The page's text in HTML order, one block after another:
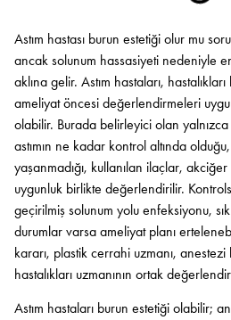
Astım hastası burun estetiği olur mu
ancak solunum hassasiyeti nedeniyle
aklına gelir. Astım hastaları,
ameliyat öncesi değerlendirmeleri
olabilir. Burada belirleyici olan yalnızca
astımın ne kadar kontrol altında
yaşanmadığı, kullanılan ilaçlar,
uygunluk birlikte değerlendirilir.
geçirilmiş solunum yolu enfeksiyonu, sık
durumlar varsa ameliyat planı
kararı, plastik cerrahi uzmanı,
hastalıkları uzmanının ortak
Astım hastaları burun estetiği olabilir;